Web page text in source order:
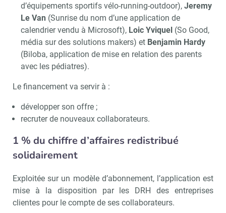
d’équipements sportifs vélo-running-outdoor), Jeremy
Le Van (Sunrise du nom d’une application de
calendrier vendu à Microsoft), Loic Yviquel(So Good,
média sur des solutions makers) et Benjamin Hardy
(Biloba, application de mise en relation des parents
avec les pédiatres).
Le financement va servir à :
développer son offre ;
recruter de nouveaux collaborateurs.
1 % du chiffre d’affaires redistribué
solidairement
Exploitée sur un modèle d’abonnement, l’application est
mise à la disposition par les DRH des entreprises
clientes pour le compte de ses collaborateurs.